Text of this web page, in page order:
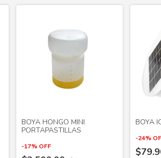
BOYA HONGO MINI
PORTAPASTILLAS
-17% OFF
BOYA
-24%